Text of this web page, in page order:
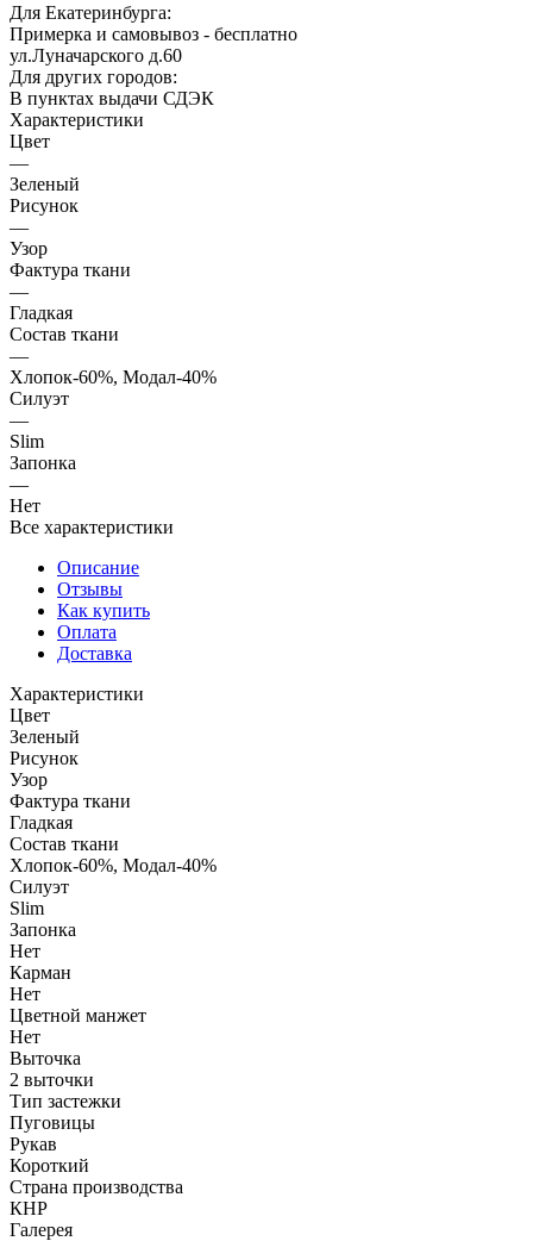
Для Екатеринбурга:
Примерка и самовывоз - бесплатно
ул.Луначарского д.60
Для других городов:
В пунктах выдачи СДЭК
Характеристики
Цвет
—
Зеленый
Рисунок
—
Узор
Фактура ткани
—
Гладкая
Состав ткани
—
Хлопок-60%, Модал-40%
Силуэт
—
Slim
Запонка
—
Нет
Все характеристики
Описание
Отзывы
Как купить
Оплата
Доставка
Характеристики
Цвет
Зеленый
Рисунок
Узор
Фактура ткани
Гладкая
Состав ткани
Хлопок-60%, Модал-40%
Силуэт
Slim
Запонка
Нет
Карман
Нет
Цветной манжет
Нет
Выточка
2 выточки
Тип застежки
Пуговицы
Рукав
Короткий
Страна производства
КНР
Галерея